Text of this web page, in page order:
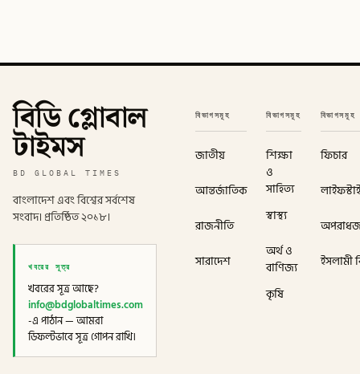
বিডি গ্লোবাল
টাইমস
BD GLOBAL TIMES
বাংলাদেশ এবং বিশ্বের সর্বশেষ
সংবাদ। প্রতিষ্ঠিত ২০১৮।
খবরের সূত্র
খবরের সূত্র আছে?
info@bdglobaltimes.com
-এ পাঠান — আমরা
ডিফল্টভাবে সূত্র গোপন রাখি।
বিভাগসমূহ
জাতীয়
আন্তর্জাতিক
রাজনীতি
সারাদেশ
বিভাগসমূহ
শিক্ষা
ও
সাহিত্য
স্বাস্থ্য
অর্থ ও
বাণিজ্য
কৃষি
বিভাগসমূহ
ফিচার
ইসলামী